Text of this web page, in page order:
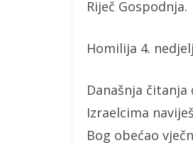
Riječ Gospodnja.
Homilija 4.
Današnja
Izraelcima
Bog obećao